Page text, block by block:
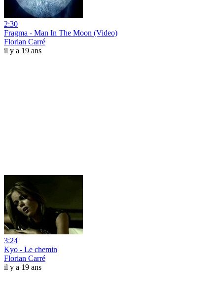
2:30
Fragma - Man In The Moon (Video)
Florian Carré
il y a 19 ans
3:24
Kyo - Le chemin
Florian Carré
il y a 19 ans